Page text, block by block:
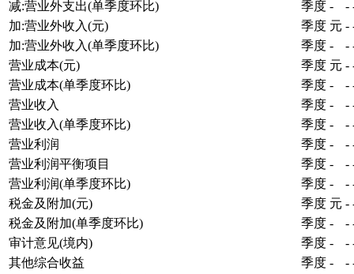
减:营业外支出(单季度环比) 季度 - -
加:营业外收入(元)
季度 元 -
加:营业外收入(单季度环比)
季度 - -
营业成本(元)
季度 元 -
营业成本(单季度环比)
季度 - -
营业收入
季度 - -
营业收入(单季度环比)
季度 - -
营业利润
季度 - -
营业利润平衡项目
季度 - -
营业利润(单季度环比)
季度 - -
税金及附加(元)
季度 元 -
税金及附加(单季度环比)
季度 - -
审计意见(境内)
季度 - -
其他综合收益
季度 - -